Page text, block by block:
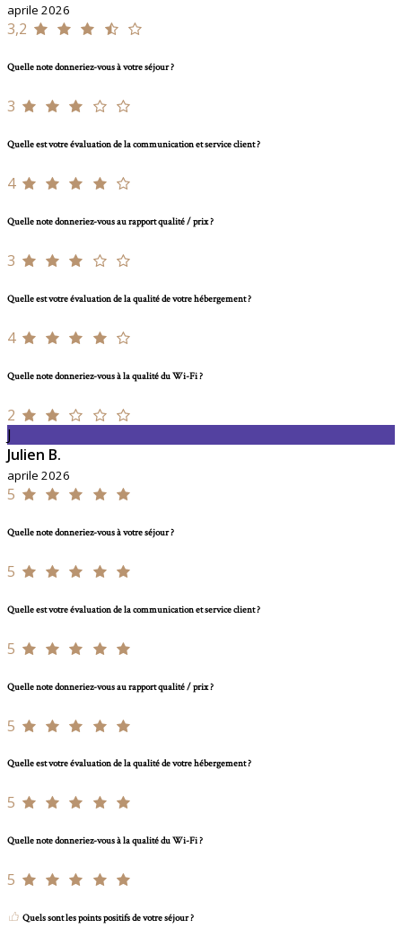
aprile 2026
3,2
Quelle note donneriez-vous à votre séjour ?
3
Quelle est votre évaluation de la communication et service client ?
4
Quelle note donneriez-vous au rapport qualité / prix ?
3
Quelle est votre évaluation de la qualité de votre hébergement ?
4
Quelle note donneriez-vous à la qualité du Wi-Fi ?
2
J
Julien B.
aprile 2026
5
Quelle note donneriez-vous à votre séjour ?
5
Quelle est votre évaluation de la communication et service client ?
5
Quelle note donneriez-vous au rapport qualité / prix ?
5
Quelle est votre évaluation de la qualité de votre hébergement ?
5
Quelle note donneriez-vous à la qualité du Wi-Fi ?
5
Quels sont les points positifs de votre séjour ?